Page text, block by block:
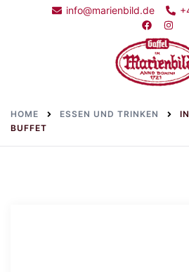
info@marienbild.de
HOME ESSEN UND TRINKEN
BUFFET